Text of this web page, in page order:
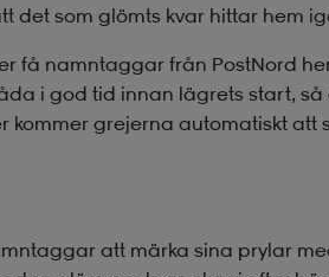
det som glömts kvar hittar hem
få namntaggar från PostNord
i god tid innan lägrets start, så
grejerna automatiskt att
att märka sina prylar